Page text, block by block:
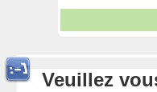
Veuillez